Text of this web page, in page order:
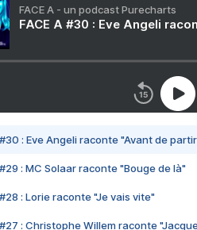
FACE A - un podcast Purecharts
FACE A #30 : Eve Angeli
#30 : Eve Angeli raconte "Avant de
#29 : MC Solaar raconte "Bouge de là"
#28 : Lorie raconte "Je vais vite"
#27 : Christophe Willem raconte